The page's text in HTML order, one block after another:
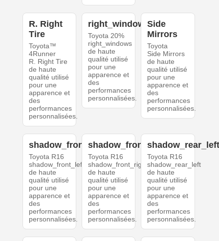
R. Right
Tire
Toyota™
4Runner
R. Right Tire
de haute
qualité utilisé
pour une
apparence et
des
performances
personnalisées.
right_windows
Toyota 20%
right_windows
de haute
qualité utilisé
pour une
apparence et
des
performances
personnalisées.
Side
Mirrors
Toyota
Side Mirrors
de haute
qualité utilisé
pour une
apparence et
des
performances
personnalisées.
shadow_front_left
Toyota R16
shadow_front_left
de haute
qualité utilisé
pour une
apparence et
des
performances
personnalisées.
shadow_front_right
Toyota R16
shadow_front_right
de haute
qualité utilisé
pour une
apparence et
des
performances
personnalisées.
Toyota R16
shadow_rear_left
de haute
qualité utilisé
pour une
apparence et
des
performances
personnalisées.